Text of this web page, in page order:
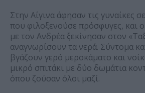
Στην Αίγινα άφησαν τις γυναίκες
που φιλοξενούσε πρόσφυγες, και
με τον Ανδρέα ξεκίνησαν στον
αναγνωρίσουν τα νερά. Σύντομα
βγάζουν γερό μεροκάματο και
μικρό σπιτάκι με δύο δωμάτια
όπου ζούσαν όλοι μαζί.